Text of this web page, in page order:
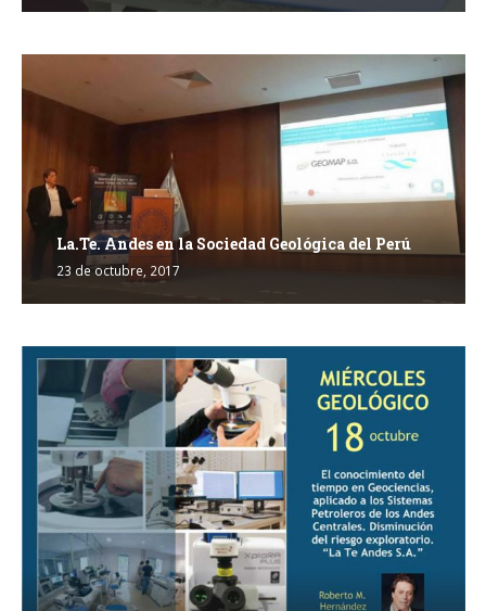
La.Te. Andes en la Sociedad Geológica del Perú
23 de octubre, 2017